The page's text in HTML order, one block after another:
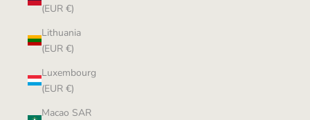
(EUR €)
Lithuania
(EUR €)
Luxembourg
(EUR €)
Macao SAR